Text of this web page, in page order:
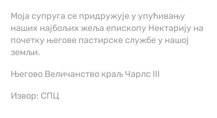
Моја супруга се придружује у упућивању
наших најбољих жеља епископу Нектарију на
почетку његове пастирске службе у нашој
земљи.
Његово Величанство краљ Чарлс III
Извор: СПЦ